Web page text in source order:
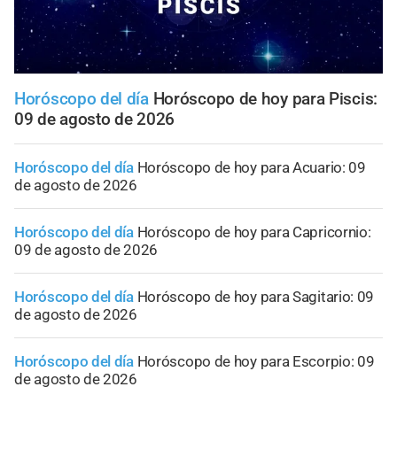
Horóscopo del día Horóscopo de hoy para Piscis:
09 de agosto de 2026
Horóscopo del día Horóscopo de hoy para Acuario: 09
de agosto de 2026
Horóscopo del día Horóscopo de hoy para Capricornio:
09 de agosto de 2026
Horóscopo del día Horóscopo de hoy para Sagitario: 09
de agosto de 2026
Horóscopo del día Horóscopo de hoy para Escorpio: 09
de agosto de 2026